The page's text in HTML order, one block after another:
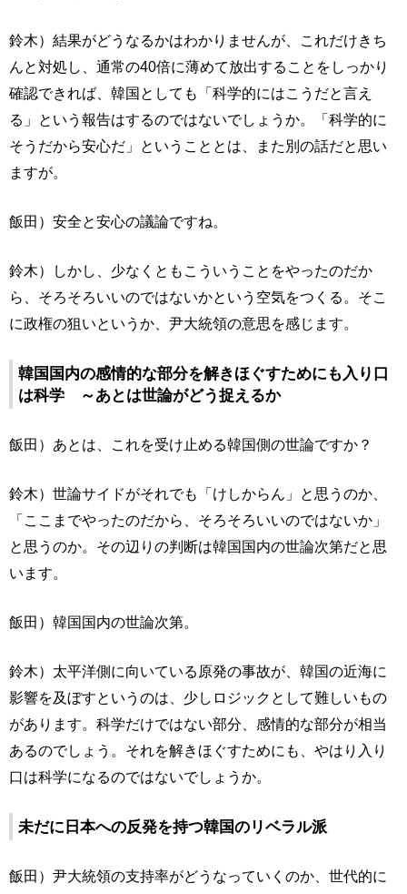
鈴木）結果がどうなるかはわかりませんが、これだけきち
んと対処し、通常の40倍に薄めて放出することをしっかり
確認できれば、韓国としても「科学的にはこうだと言え
る」という報告はするのではないでしょうか。「科学的に
そうだから安心だ」ということとは、また別の話だと思い
ますが。
飯田）安全と安心の議論ですね。
鈴木）しかし、少なくともこういうことをやったのだか
ら、そろそろいいのではないかという空気をつくる。そこ
に政権の狙いというか、尹大統領の意思を感じます。
韓国国内の感情的な部分を解きほぐすためにも入り口
は科学 ～あとは世論がどう捉えるか
飯田）あとは、これを受け止める韓国側の世論ですか？
鈴木）世論サイドがそれでも「けしからん」と思うのか、
「ここまでやったのだから、そろそろいいのではないか」
と思うのか。その辺りの判断は韓国国内の世論次第だと思
います。
飯田）韓国国内の世論次第。
鈴木）太平洋側に向いている原発の事故が、韓国の近海に
影響を及ぼすというのは、少しロジックとして難しいもの
があります。科学だけではない部分、感情的な部分が相当
あるのでしょう。それを解きほぐすためにも、やはり入り
口は科学になるのではないでしょうか。
未だに日本への反発を持つ韓国のリベラル派
飯田）尹大統領の支持率がどうなっていくのか、世代的に